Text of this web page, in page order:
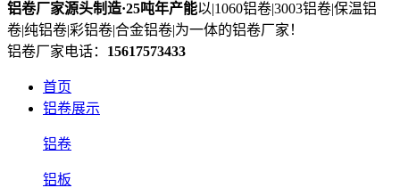
铝卷厂家源头制造·25吨年产能以|1060铝卷|3003铝卷|保温铝
卷|纯铝卷|彩铝卷|合金铝卷|为一体的铝卷厂家！
铝卷厂家电话： 15617573433
首页
铝卷展示
铝卷
铝板